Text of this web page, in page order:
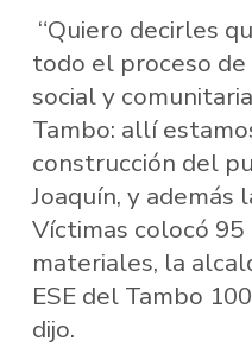
“Quiero decirles
todo el proceso
social y
Tambo: allí
construcción del
Joaquín, y además
Víctimas colocó
materiales, la
ESE del Tambo
dijo.